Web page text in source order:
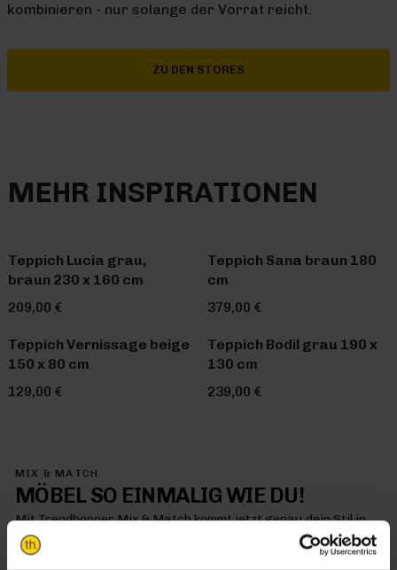
kombinieren - nur solange der Vorrat reicht.
ZU DEN STORES
MEHR INSPIRATIONEN
Teppich Lucia grau,
braun 230 x 160 cm
209,00 €
Teppich Sana braun 180
cm
379,00 €
Teppich Vernissage beige
150 x 80 cm
129,00 €
Teppich Bodil grau 190 x
130 cm
239,00 €
MIX & MATCH
MÖBEL SO EINMALIG WIE DU!
Mit Trendhopper Mix & Match kommt jetzt genau dein Stil in
dein Zuhause – denn hier kombinierst du einfach alles so, wie
es dir gefällt